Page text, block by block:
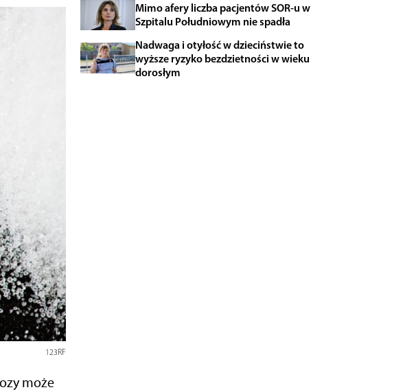
123RF
może
Mimo afery liczba pacjentów SOR-u w
Szpitalu Południowym nie spadła
Nadwaga i otyłość w dzieciństwie to
wyższe ryzyko bezdzietności w wieku
dorosłym